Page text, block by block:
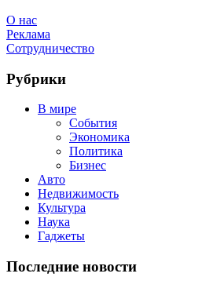
О нас
Реклама
Сотрудничество
Рубрики
В мире
События
Экономика
Политика
Бизнес
Авто
Недвижимость
Культура
Наука
Гаджеты
Последние новости